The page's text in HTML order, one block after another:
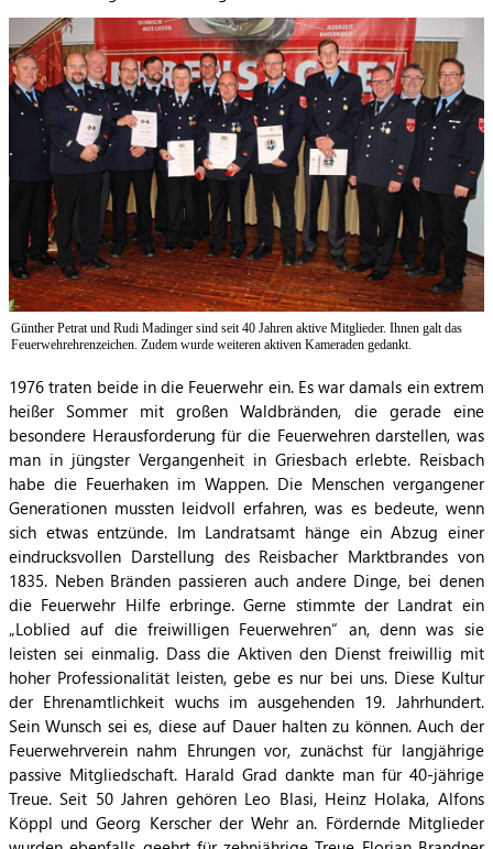
Günther Petrat und Rudi Madinger sind seit 40 Jahren aktive Mitglieder. Ihnen galt das
Feuerwehrehrenzeichen. Zudem wurde weiteren aktiven Kameraden gedankt.
1976 traten beide in die Feuerwehr ein. Es war damals ein extrem
heißer Sommer mit großen Waldbränden, die gerade eine
besondere Herausforderung für die Feuerwehren darstellen, was
man in jüngster Vergangenheit in Griesbach erlebte. Reisbach
habe die Feuerhaken im Wappen. Die Menschen vergangener
Generationen mussten leidvoll erfahren, was es bedeute, wenn
sich etwas entzünde. Im Landratsamt hänge ein Abzug einer
eindrucksvollen Darstellung des Reisbacher Marktbrandes von
1835. Neben Bränden passieren auch andere Dinge, bei denen
die Feuerwehr Hilfe erbringe. Gerne stimmte der Landrat ein
„Loblied auf die freiwilligen Feuerwehren“ an, denn was sie
leisten sei einmalig.Dass die Aktiven den Dienst freiwillig mit
hoher Professionalität leisten, gebe es nur bei uns. Diese Kultur
der Ehrenamtlichkeit wuchs im ausgehenden 19. Jahrhundert.
Sein Wunsch sei es, diese auf Dauer halten zu können. Auch der
Feuerwehrverein nahm Ehrungen vor, zunächst für langjährige
passive Mitgliedschaft. Harald Grad dankte man für 40-jährige
Treue. Seit 50 Jahren gehören Leo Blasi, Heinz Holaka, Alfons
Köppl und Georg Kerscher der Wehr an. Fördernde Mitglieder